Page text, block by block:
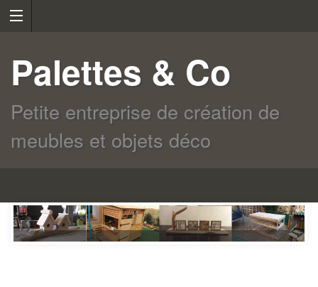
Palettes & Co
Petite entreprise de création de
meubles et objets déco